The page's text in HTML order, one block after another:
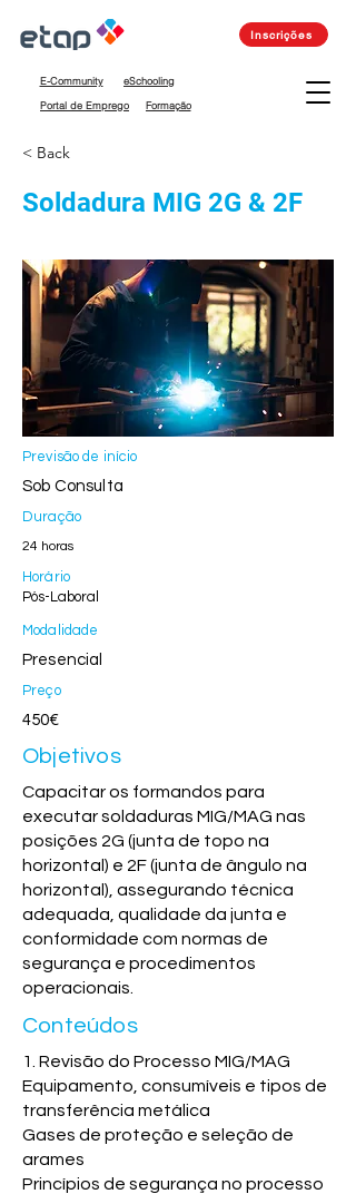
eSchooling
E-Community
Portal de Emprego
Formação
Inscrições
< Back
Soldadura MIG 2G & 2F
Previsão de início
Sob Consulta
Duração
24 horas
Horário
Pós-Laboral
Modalidade
Presencial
Preço
450€
Objetivos
Capacitar os formandos para
executar soldaduras MIG/MAG nas
posições 2G (junta de topo na
horizontal) e 2F (junta de ângulo na
horizontal), assegurando técnica
adequada, qualidade da junta e
conformidade com normas de
segurança e procedimentos
operacionais.
Conteúdos
1. Revisão do Processo MIG/MAG
Equipamento, consumíveis e tipos de
transferência metálica
Gases de proteção e seleção de
arames
Princípios de segurança no processo